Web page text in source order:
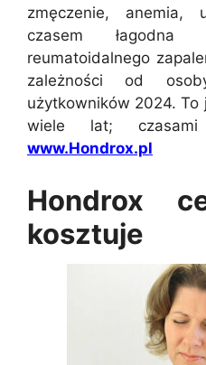
zmęczenie, anemia,
czasem łagodna
reumatoidalnego
zależności od
użytkowników 2024.
wiele lat;
www.Hondrox.pl
Hondrox
kosztuje